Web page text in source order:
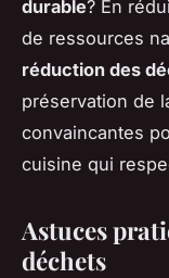
durable? En
de ressources
réduction des
préservation de
convaincantes
cuisine qui
Astuces
déchets